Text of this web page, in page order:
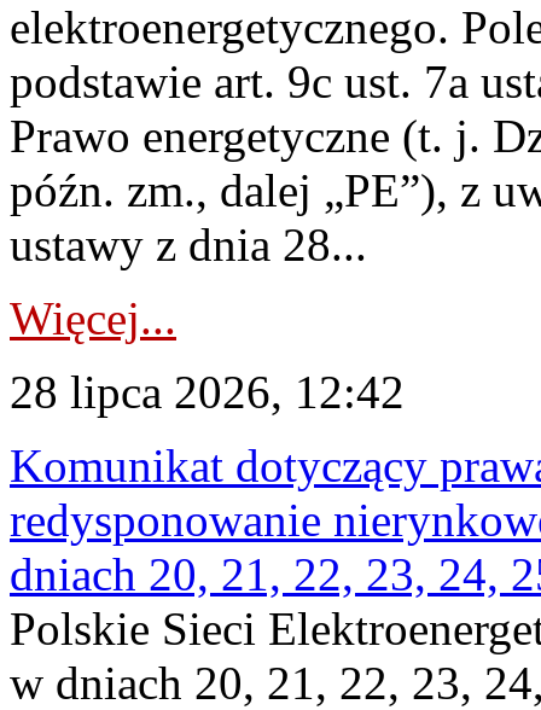
elektroenergetycznego.
podstawie art. 9c ust. 7a
Prawo energetyczne (t. j.
późn. zm., dalej „PE”), z
ustawy z dnia 28...
Więcej...
28 lipca 2026, 12:42
Komunikat dotyczący
redysponowanie
dniach 20, 21, 22, 23, 24,
Polskie Sieci
w dniach 20, 21, 22, 23,